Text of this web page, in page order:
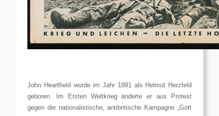
John Heartfield wurde im Jahr 1891 als Helmut Herzfeld
geboren. Im Ersten Weltkrieg änderte er aus Protest
gegen die nationalistische, antibritische Kampagne „Gott